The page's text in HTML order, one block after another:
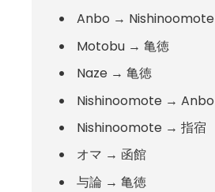
Anbo → Nishinoomote
Motobu → 亀徳
Naze → 亀徳
Nishinoomote → Anbo
Nishinoomote → 指宿
オマ → 函館
与論 → 亀徳